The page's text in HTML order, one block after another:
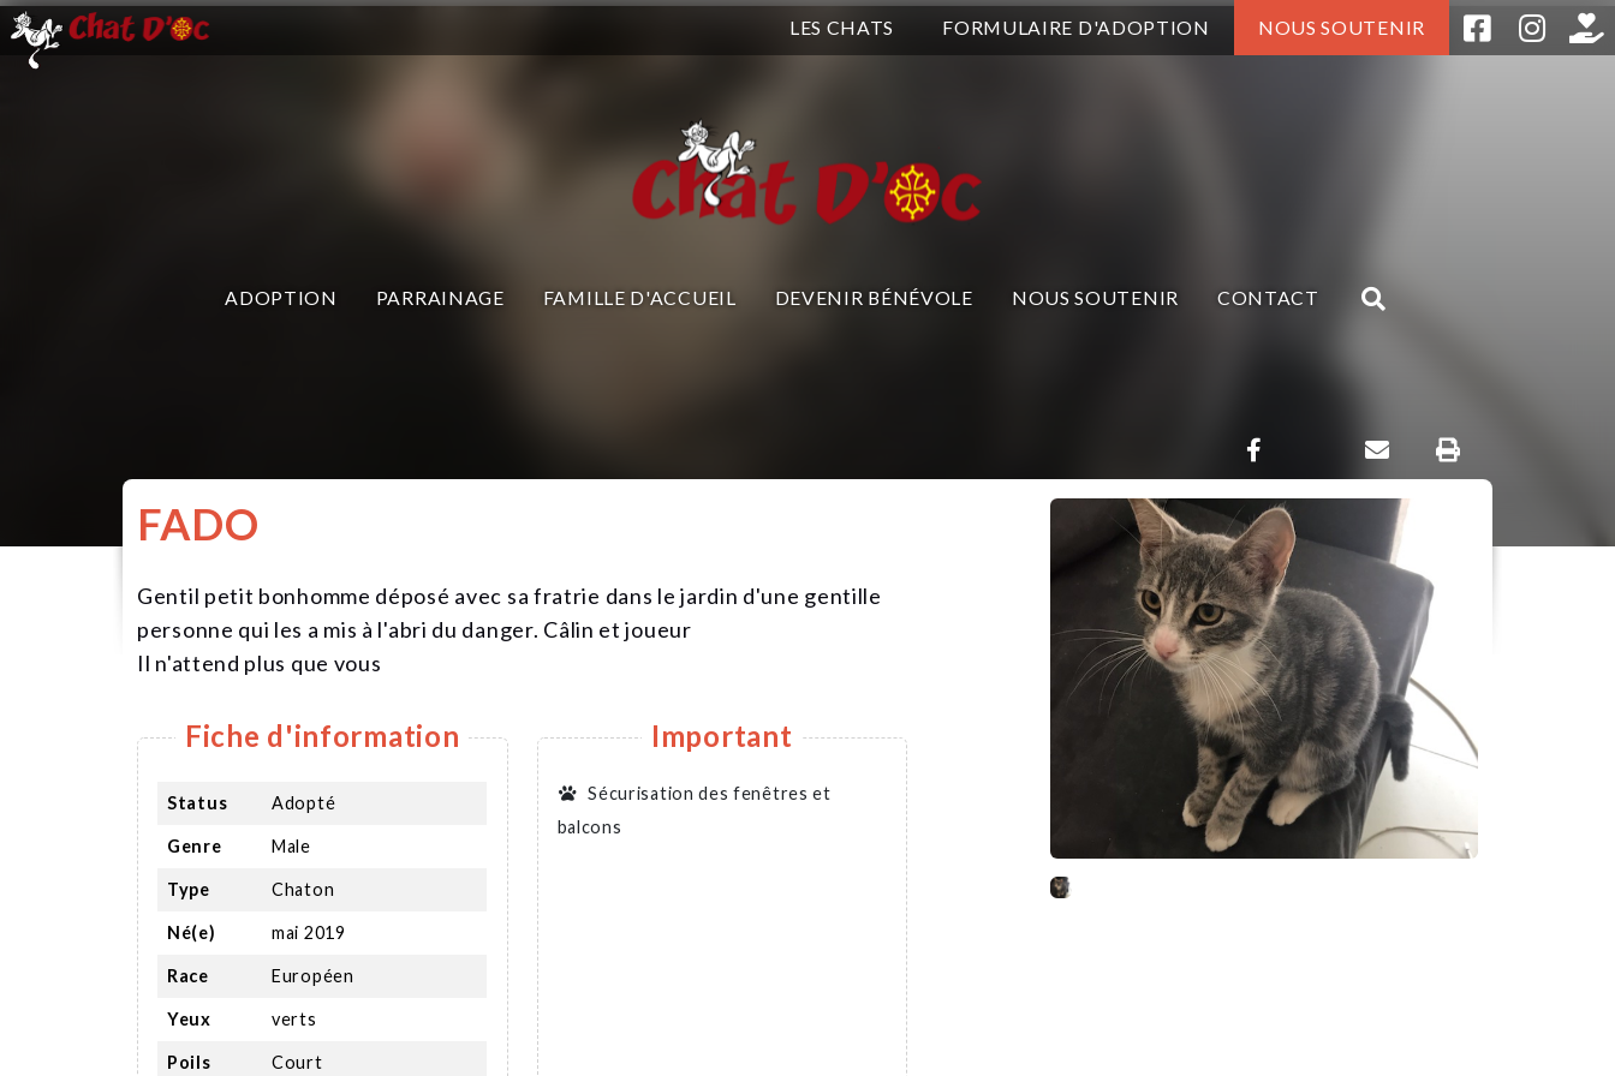
LES CHATS FORMULAIRE D'ADOPTION NOUS SOUTENIR
ADOPTION PARRAINAGE FAMILLE D'ACCUEIL DEVENIR BÉNÉVOLE NOUS SOUTENIR CONTACT
FADO
Gentil petit bonhomme déposé avec sa fratrie dans le jardin d'une gentille
personne qui les a mis à l'abri du danger. Câlin et joueur
Il n'attend plus que vous
Fiche d'information
Status Adopté
Genre Male
Type Chaton
Né(e) mai 2019
Race Européen
Yeux verts
Poils Court
Important
Sécurisation des fenêtres et
balcons